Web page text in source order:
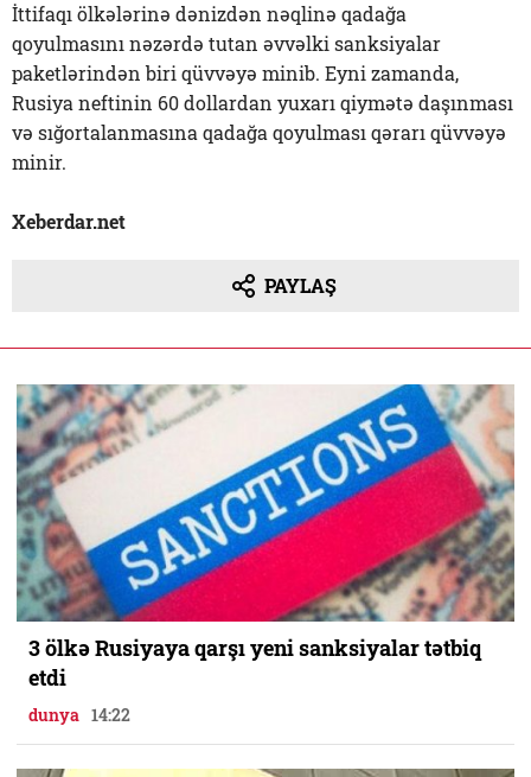
İttifaqı ölkələrinə dənizdən nəqlinə qadağa
qoyulmasını nəzərdə tutan əvvəlki sanksiyalar
paketlərindən biri qüvvəyə minib. Eyni zamanda,
Rusiya neftinin 60 dollardan yuxarı qiymətə daşınması
və sığortalanmasına qadağa qoyulması qərarı qüvvəyə
minir.
Xeberdar.net
PAYLAŞ
3 ölkə Rusiyaya qarşı yeni sanksiyalar tətbiq
etdi
dunya 14:22